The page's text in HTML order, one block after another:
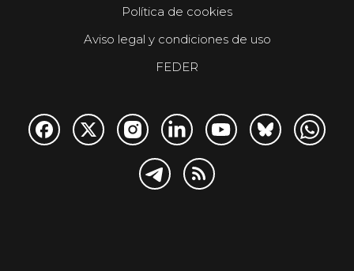
Política de cookies
Aviso legal y condiciones de uso
FEDER